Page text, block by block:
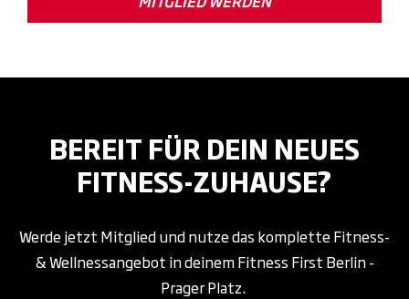
BEREIT FÜR DEIN NEUES
FITNESS-ZUHAUSE?
Werde jetzt Mitglied und nutze das komplette Fitness-
& Wellnessangebot in deinem Fitness First Berlin -
Prager Platz.